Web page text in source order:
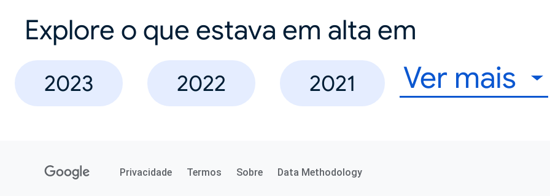
Explore o que estava em alta em
2023 2022 2021 Ver mais
Privacidade Termos Sobre Data Methodology